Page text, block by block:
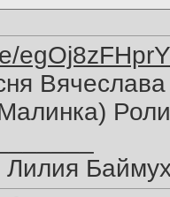
egOj8zFHprY